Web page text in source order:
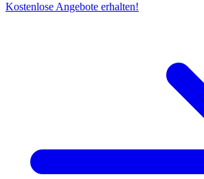
Kostenlose Angebote erhalten!